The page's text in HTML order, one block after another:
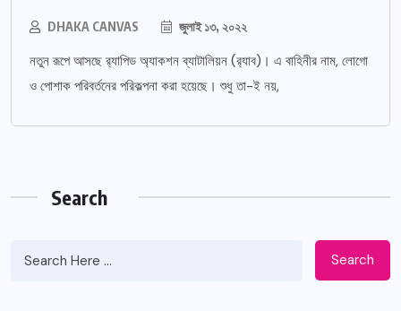
DHAKA CANVAS জুলাই ১৩, ২০২২
নতুন রূপে আসছে র‌্যাপিড অ্যাকশন ব্যাটালিয়ন (র‌্যাব)। এ বাহিনীর নাম, লোগো
ও পোশাক পরিবর্তনের পরিকল্পনা করা হয়েছে। শুধু তা-ই নয়,
Search
Search